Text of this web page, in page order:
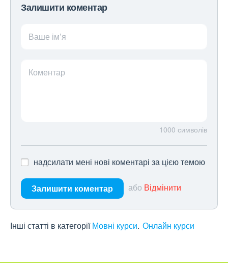
Залишити коментар
Ваше ім’я
Коментар
1000 символів
надсилати мені нові коментарі за цією темою
Залишити коментар або Відмінити
Інші статті в категорії Мовні курси Онлайн курси